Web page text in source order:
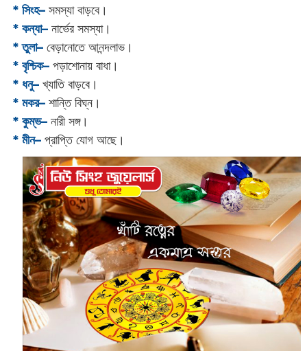
* সিংহ–সমস্যা বাড়বে।
* কন্যা–নার্ভের সমস্যা।
* তুলা–বেড়ানোতে আনন্দলাভ।
* বৃশ্চিক–পড়াশোনায় বাধা।
* ধনু–খ্যাতি বাড়বে।
* মকর–শান্তি বিঘ্ন।‌
* কুম্ভ–নারী সঙ্গ।
* মীন–প্রাপ্তি যোগ আছে।‌‌‌‌‌‌‌‌‌‌‌‌‌‌‌‌‌‌‌‌‌‌‌‌‌‌‌‌‌‌